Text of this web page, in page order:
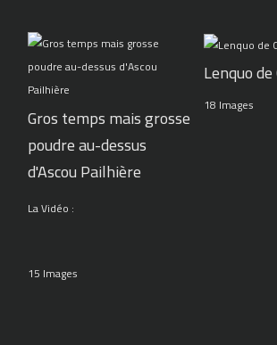
Gros temps mais grosse
poudre au-dessus
d'Ascou Pailhière
La Vidéo :
15 Images
Lenquo
18 Images